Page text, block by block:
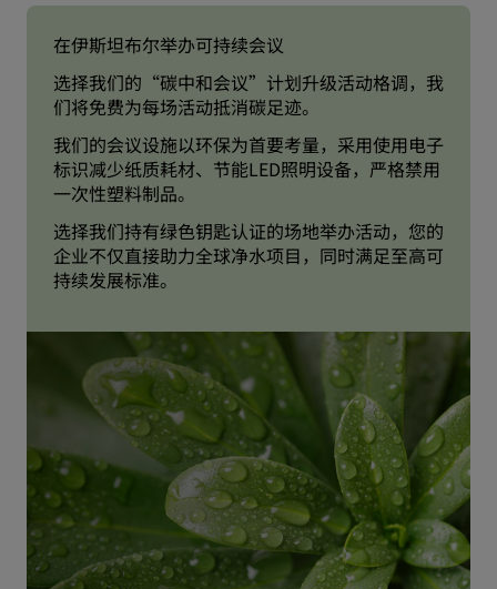
在伊斯坦布尔举办可持续会议
选择我们的“碳中和会议”计划升级活动格调，我
们将免费为每场活动抵消碳足迹。
我们的会议设施以环保为首要考量，采用使用电子
标识减少纸质耗材、节能LED照明设备，严格禁用
一次性塑料制品。
选择我们持有绿色钥匙认证的场地举办活动，您的
企业不仅直接助力全球净水项目，同时满足至高可
持续发展标准。